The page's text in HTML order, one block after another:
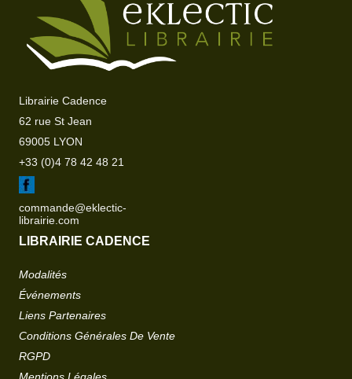
Librairie Cadence
62 rue St Jean
69005 LYON
+33 (0)4 78 42 48 21
commande@eklectic-
librairie.com
LIBRAIRIE CADENCE
Modalités
Événements
Liens Partenaires
Conditions Générales De Vente
RGPD